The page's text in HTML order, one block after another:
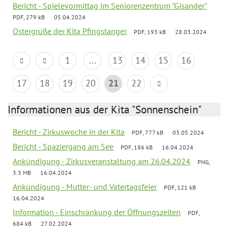
Bericht - Spielevormittag im Seniorenzentrum "Gisander"
PDF, 279 kB 05.04.2024
Ostergrüße der Kita Pfingstanger PDF, 193 kB 28.03.2024
1 ... 13 14 15
16
17
18 19 20 21 22
Informationen aus der Kita "Sonnenschein"
Bericht - Zirkuswoche in der Kita PDF, 777 kB 03.05.2024
Bericht - Spaziergang am See PDF, 186 kB 16.04.2024
Ankündigung - Zirkusveranstaltung am 26.04.2024
PNG,
3.3 MB
16.04.2024
Ankündigung - Mutter- und Vatertagsfeier
PDF, 121 kB
16.04.2024
Information - Einschränkung der Öffnungszeiten
PDF,
684 kB
27.02.2024